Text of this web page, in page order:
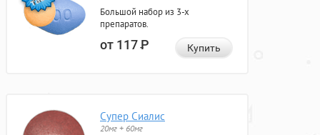
Большой набор из 3-х
препаратов.
от 117Р Купить
Супер Сиалис
20мг + 60мг